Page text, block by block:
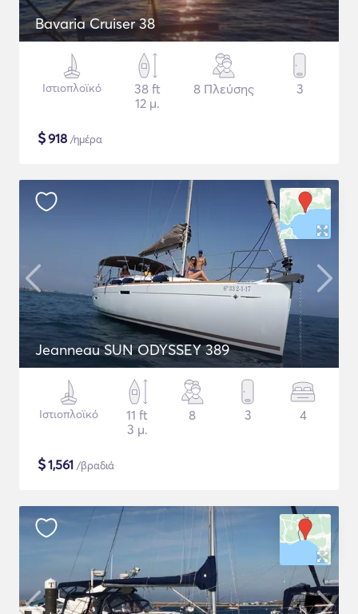
Bavaria Cruiser 38
Ιστιοπλοϊκό
38 ft
12 μ.
8 Πλεύσης 3
$918 /ημέρα
Jeanneau SUN ODYSSEY 389
Ιστιοπλοϊκό
11 ft
3 μ.
8 3 4
$1,561 /βραδιά